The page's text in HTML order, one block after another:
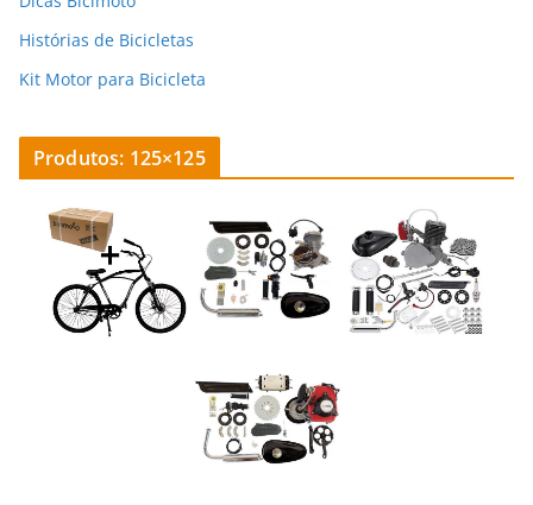
Histórias de Bicicletas
Kit Motor para Bicicleta
Produtos: 125×125